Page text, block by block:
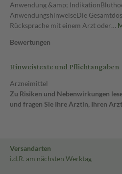
Anwendung &amp;
AnwendungshinweiseDie
Rücksprache mit einem Arzt oder…
Bewertungen
Hinweistexte und Pflichtangaben
Arzneimittel
Zu Risiken und Nebenwirkungen
und fragen Sie Ihre Ärztin, Ihren
Versandarten
i.d.R. am nächsten Werktag